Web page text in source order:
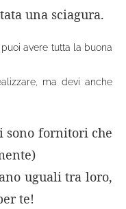
una sciagura.
avere tutta la buona
ma devi anche
sono fornitori che
uguali tra loro,
te!